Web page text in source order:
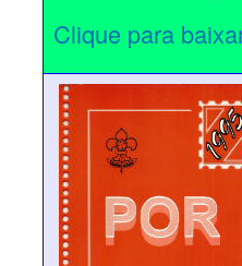
Clique para